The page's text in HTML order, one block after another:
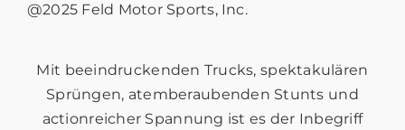
@2025 Feld Motor Sports, Inc.
Mit beeindruckenden Trucks, spektakulären
Sprüngen, atemberaubenden Stunts und
actionreicher Spannung ist es der Inbegriff